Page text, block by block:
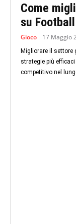
Come
su
Gioco 17 Maggio
Migliorare il settore
strategie più
competitivo nel